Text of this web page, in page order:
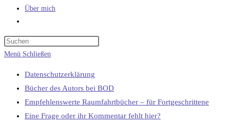
Über mich
umschalten
Menü Schließen
Datenschutzerklärung
Bücher des Autors bei BOD
Empfehlenswerte Raumfahrtbücher – für Fortgeschrittene
Eine Frage oder ihr Kommentar fehlt hier?